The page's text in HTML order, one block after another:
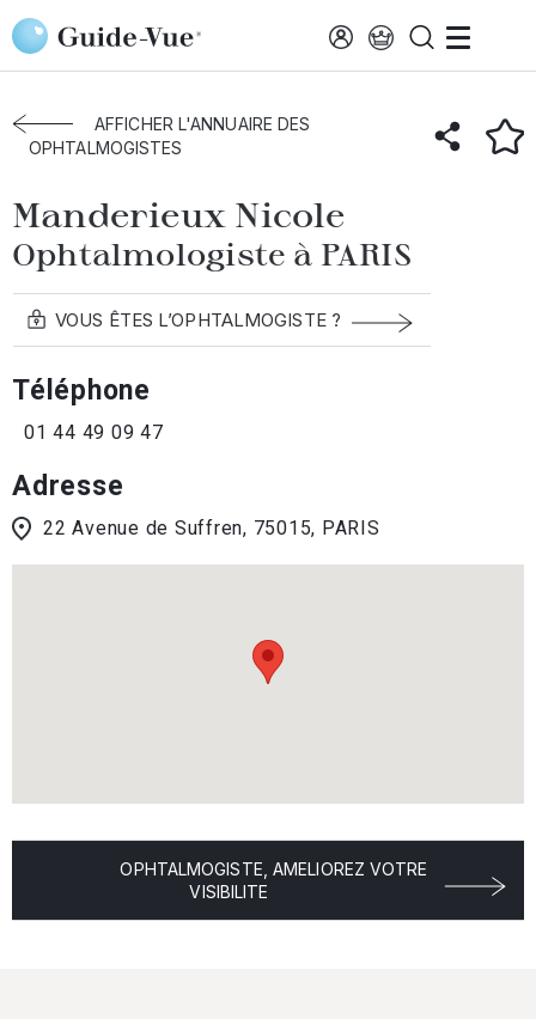
Aller au contenu principal
Accueil Annuaire des ophtalmologistes
Paris
Manderieux Nicole
AFFICHER L'ANNUAIRE DES
OPHTALMOGISTES
Manderieux Nicole
Ophtalmologiste à PARIS
VOUS ÊTES L’OPHTALMOGISTE ?
Téléphone
01 44 49 09 47
Adresse
22 Avenue de Suffren, 75015, PARIS
OPHTALMOGISTE, AMELIOREZ VOTRE
VISIBILITE